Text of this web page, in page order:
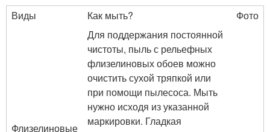
Виды
Как мыть? Фото
Флизелиновые
Для поддержания постоянной
чистоты, пыль с рельефных
флизелиновых обоев можно
очистить сухой тряпкой или
при помощи пылесоса. Мыть
нужно исходя из указанной
маркировки. Гладкая